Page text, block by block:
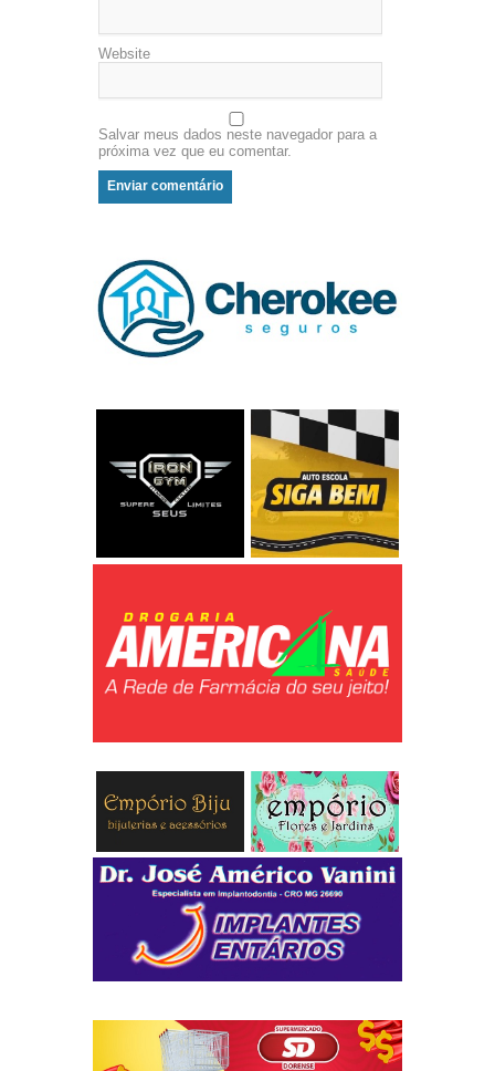
Website
Salvar meus dados neste navegador para a
próxima vez que eu comentar.